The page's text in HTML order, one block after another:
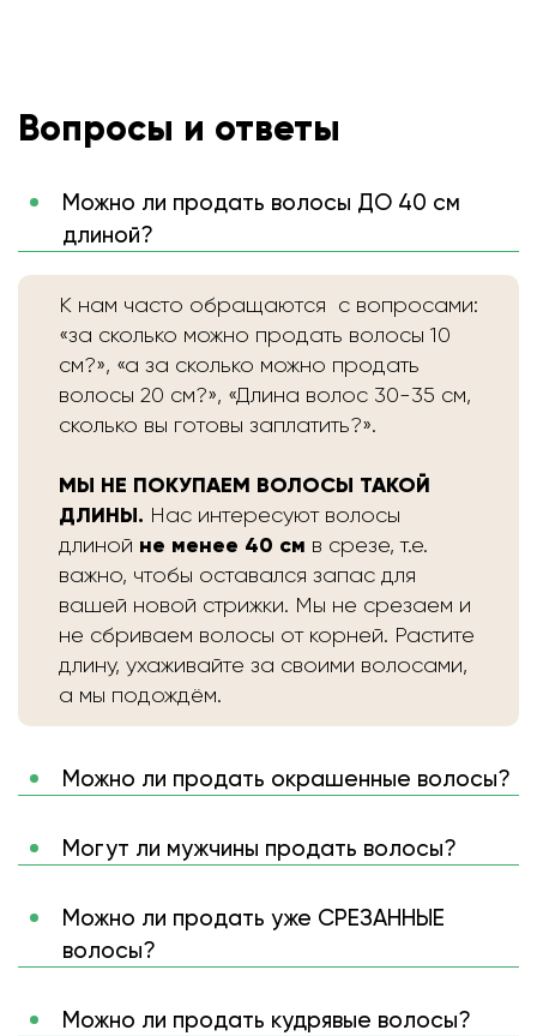
Вопросы и ответы
Можно ли продать волосы ДО 40 см
длиной?
К нам часто обращаются с вопросами:
«за сколько можно продать волосы 10
см?», «а за сколько можно продать
волосы 20 см?», «Длина волос 30-35 см,
сколько вы готовы заплатить?».
МЫ НЕ ПОКУПАЕМ ВОЛОСЫ ТАКОЙ
ДЛИНЫ. Нас интересуют волосы
длиной не менее 40 см в срезе, т.е.
важно, чтобы оставался запас для
вашей новой стрижки. Мы не срезаем и
не сбриваем волосы от корней. Растите
длину, ухаживайте за своими волосами,
а мы подождём.
Можно ли продать окрашенные волосы?
Могут ли мужчины продать волосы?
Можно ли продать уже СРЕЗАННЫЕ
волосы?
Можно ли продать кудрявые волосы?